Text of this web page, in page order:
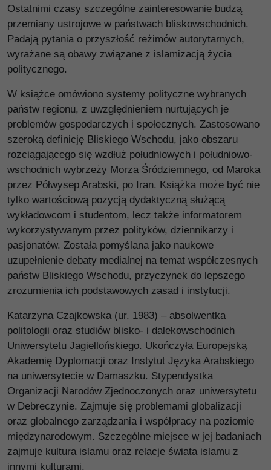
Ostatnimi czasy szczególne zainteresowanie budzą
przemiany ustrojowe w państwach bliskowschodnich.
Padają pytania o przyszłość reżimów autorytarnych,
wyrażane są obawy związane z islamizacją życia
politycznego.
W książce omówiono systemy polityczne wybranych
państw regionu, z uwzględnieniem nurtujących je
problemów gospodarczych i społecznych. Zastosowano
szeroką definicję Bliskiego Wschodu, jako obszaru
rozciągającego się wzdłuż południowych i południowo-
wschodnich wybrzeży Morza Śródziemnego, od Maroka
przez Półwysep Arabski, po Iran. Książka może być nie
tylko wartościową pozycją dydaktyczną służącą
wykładowcom i studentom, lecz także informatorem
wykorzystywanym przez polityków, dziennikarzy i
pasjonatów. Została pomyślana jako naukowe
uzupełnienie debaty medialnej na temat współczesnych
państw Bliskiego Wschodu, przyczynek do lepszego
zrozumienia ich podstawowych zasad i instytucji.
Katarzyna Czajkowska (ur. 1983) – absolwentka
politologii oraz studiów blisko- i dalekowschodnich
Uniwersytetu Jagiellońskiego. Ukończyła Europejską
Akademię Dyplomacji oraz Instytut Języka Arabskiego
na uniwersytecie w Damaszku. Stypendystka
Organizacji Narodów Zjednoczonych oraz uniwersytetu
w Debreczynie. Zajmuje się problemami globalizacji
oraz globalnego zarządzania i współpracy na poziomie
międzynarodowym. Szczególne miejsce w jej badaniach
zajmuje kultura islamu oraz relacje świata islamu z
innymi kulturami.